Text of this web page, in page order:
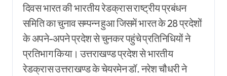
दिवस भारत की भारतीय रेडक्रास राष्ट्रीय प्रबंधन
समिति का चुनाव सम्पन्न हुआ जिसमें भारत के 28 प्रदेशों
के अपने-अपने प्रदेश से चुनकर पहुंचे प्रतिनिधियों ने
प्रतिभाग किया। उत्तराखण्ड प्रदेश से भारतीय
रेडक्रास उत्तराखण्ड के चेयरमेन डॉ. नरेश चौधरी ने